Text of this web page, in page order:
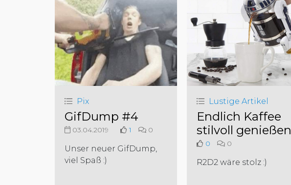
Pix
GifDump #4
03.04.2019 1 0
Unser neuer GifDump,
viel Spaß :)
Lustige Artikel
Endlich Kaffee
stilvoll genießen
0 0
R2D2 wäre stolz :)